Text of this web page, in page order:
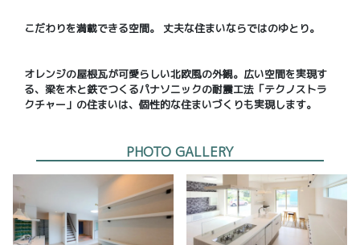
こだわりを満載できる空間。 丈夫な住まいならではのゆとり。
オレンジの屋根瓦が可愛らしい北欧風の外観。広い空間を実現す
る、梁を木と鉄でつくるパナソニックの耐震工法「テクノストラ
クチャー」の住まいは、個性的な住まいづくりも実現します。
PHOTO GALLERY